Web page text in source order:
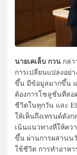
นายเคเล็บ กวน กล่า
การเปลี่ยนแปลงอย่
ขึ้น มีข้อมูลมากขึ้น
ต้องการโซลูชั่นที่ส
ชีวิตในทุกวัน และ
ให้เห็นถึงเทรนด์ดัง
เน้นแนวทางที่ให้ค
ขึ้น ผ่านการผสานน
ใช้ชีวิต การทำอาห